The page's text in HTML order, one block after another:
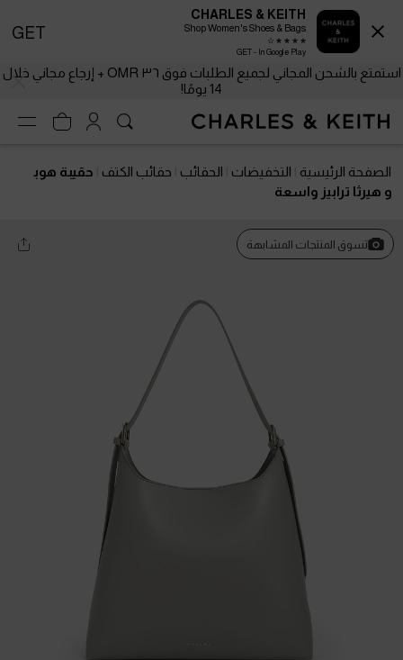
استمتع بالشحن المجاني لجميع الطلبات فوق ٣٦ OMR + إرجاع مجاني خلال
14 يومًا!
الصفحة الرئيسية التخفيضات الحقائب حقائب الكتف
حقيبة هوب
و هيرثا ترابيز واسعة
تسوق المنتجات المشابهة
CHARLES & KEITH
Shop Women's Shoes & Bags
GET - In Google Play
GET